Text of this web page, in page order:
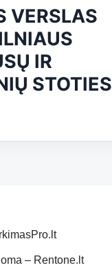
VERSLAS
IR
STOTIES
– Rentone.lt